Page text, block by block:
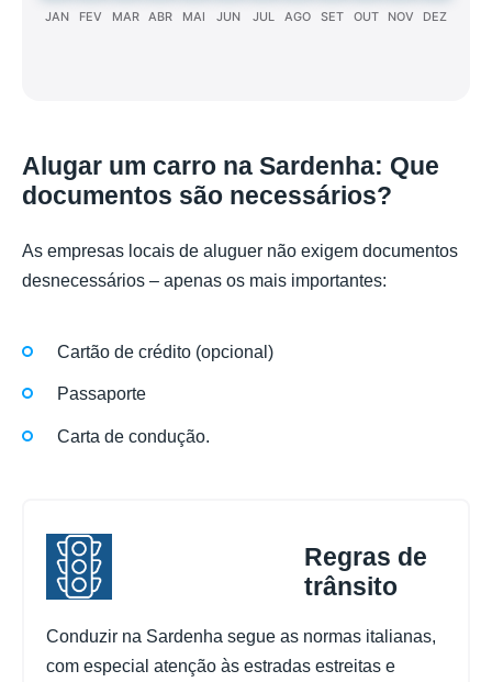
JAN FEV MAR ABR MAI JUN JUL AGO SET OUT NOV DEZ
Alugar um carro na Sardenha: Que
documentos são necessários?
As empresas locais de aluguer não exigem documentos
desnecessários – apenas os mais importantes:
Cartão de crédito (opcional)
Passaporte
Carta de condução.
Regras de
trânsito
Conduzir na Sardenha segue as normas italianas,
com especial atenção às estradas estreitas e